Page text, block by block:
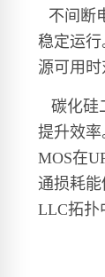
不间断
稳定运
源可用时
碳化硅
提升效
MOS在
通损耗
LLC拓扑